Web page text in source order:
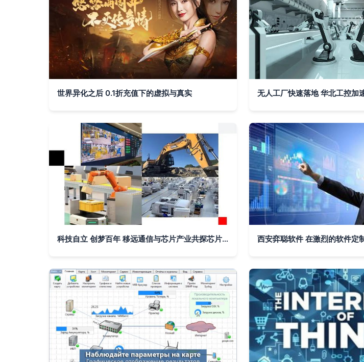
世界异化之后 0.1折充值下的虚拟与真实
科技自立 创梦百年 移远通信与芯片产业共探芯片模组发展趋势